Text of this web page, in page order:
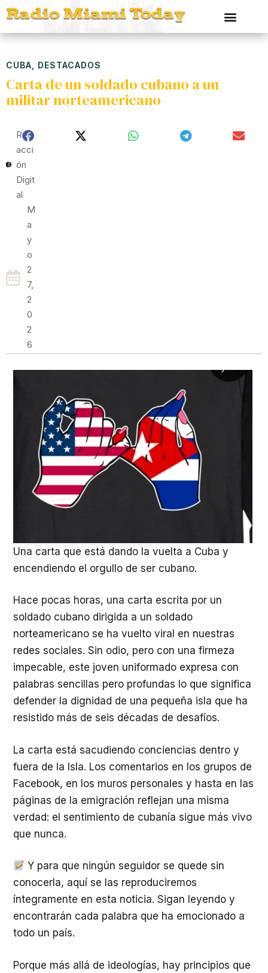
CUBA DESTACADOS
Carta de un soldado cubano a un
militar norteamericano
Red
Acci
Ón
Digit
Al
M
A
Y
O
2
7,
2
0
2
6
Una carta que está dando la vuelta a Cuba y
encendiendo el orgullo de ser cubano.
Hace pocas horas, una carta escrita por un
soldado cubano dirigida a un soldado
norteamericano se ha vuelto viral en nuestras
redes sociales. Sin odio, pero con una firmeza
impecable, este joven uniformado expresa con
palabras sencillas pero profundas lo que significa
defender la dignidad de una pequeña isla que ha
resistido más de seis décadas de desafíos.
La carta está sacudiendo conciencias dentro y
fuera de la Isla. Los comentarios en los grupos de
Facebook, en los muros personales y hasta en las
páginas de la emigración reflejan una misma
verdad: el sentimiento de cubanía sigue más vivo
que nunca.
Y para que ningún seguidor se quede sin
conocerla, aquí se las reproduciremos
íntegramente en esta noticia. Sigan leyendo y
encontrarán cada palabra que ha emocionado a
todo un país.
Porque más allá de ideologías, hay principios que